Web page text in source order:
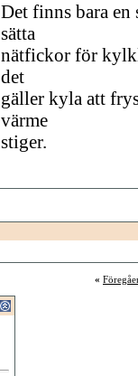
Det finns bara en
sätta
nätfickor för
det
gäller kyla att
värme
stiger.
«